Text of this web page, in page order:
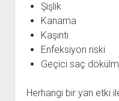
Şişlik
Kanama
Kaşıntı
Enfeksiyon riski
Geçici saç
Herhangi bir yan etki